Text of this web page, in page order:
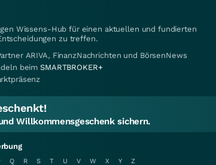
Wissens-Hub für einen aktuellen und fundierten
zu treffen.
ARIVA, FinanzNachrichten und BörsenNews
beimSMARTBROKER+
Willkommensgeschenk sichern.
Q R S T U V W X Y Z